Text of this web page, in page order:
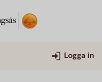
Logga in